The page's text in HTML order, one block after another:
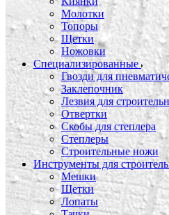
Молотки
Топоры
Щетки
Ножовки
Специализированные
Гвозди для
Заклепочник
Лезвия для
Отвертки
Скобы для степлера
Степлеры
Строительные ножи
Инструменты для
Мешки
Щетки
Лопаты